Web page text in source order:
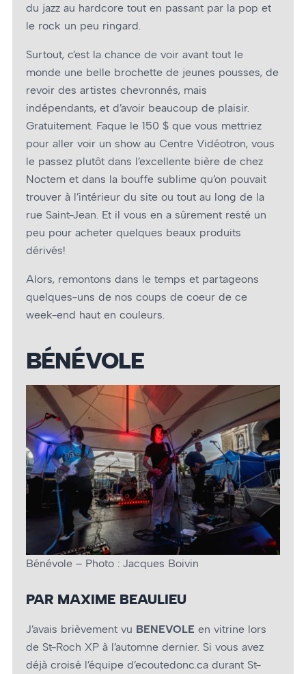
du jazz au hardcore tout en passant par la pop et
le rock un peu ringard.
Surtout, c’est la chance de voir avant tout le
monde une belle brochette de jeunes pousses, de
revoir des artistes chevronnés, mais
indépendants, et d’avoir beaucoup de plaisir.
Gratuitement. Faque le 150 $ que vous mettriez
pour aller voir un show au Centre Vidéotron, vous
le passez plutôt dans l’excellente bière de chez
Noctem et dans la bouffe sublime qu’on pouvait
trouver à l’intérieur du site ou tout au long de la
rue Saint-Jean. Et il vous en a sûrement resté un
peu pour acheter quelques beaux produits
dérivés!
Alors, remontons dans le temps et partageons
quelques-uns de nos coups de coeur de ce
week-end haut en couleurs.
BÉNÉVOLE
Bénévole – Photo : Jacques Boivin
PAR MAXIME BEAULIEU
J’avais brièvement vu BENEVOLE en vitrine lors
de St-Roch XP à l’automne dernier. Si vous avez
déjà croisé l’équipe d’ecoutedonc.ca durant St-